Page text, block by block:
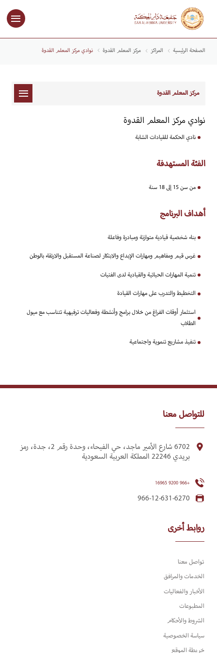
الصفحة الرئيسية المراكز مركز المعلم القدوة ​نوادي مركز المعلم القدوة
مركز المعلم القدوة
نوادي مركز المعلم القدوة
نادي الحكمة للقيادات الشابة
الفئة المستهدفة
من سن 15 إلى 18 سنة
أهداف البرنامج
بناء شخصية قيادية متوازنة ومبادرة وفاعلة
غرس قيم ومفاهيم ومهارات الإبداع والابتكار لصناعة المستقبل والارتقاء بالوطن
تنمية المهارات الحياتية والقيادية لدى الفتيات
التخطيط والتدرب على مهارات القيادة
استثمار أوقات الفراغ من خلال برامج وأنشطة وفعاليات ترفيهية تتناسب مع ميول
الطلاب
تنفيذ مشاريع تنموية واجتماعية
للتواصل معنا
6702 شارع الأمير ماجد، حي الفيحاء، وحدة رقم 2، جدة، رمز
بريدي 22246 المملكة العربية السعودية
+966 9200 16965
966-12-631-6270
روابط أخرى
تواصل معنا
الخدمات والمرافق
الأخبار والفعاليات
المطبوعات
الشروط والأحكام
سياسة الخصوصية
خريطة الموقع